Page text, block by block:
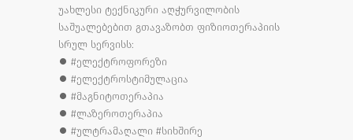
უახლესი ტექნიკური აღჭურვილობის
საშუალებებით გთავაზობთ ფიზიოთერაპიის
სრულ სერვისს:
⏺ #ელექტროფორეზი
⏺ #ელექტროსტიმულაცია
⏺ #მაგნიტოთერაპია
⏺ #ლაზეროთერაპია
⏺ #ულტრამაღალი #სიხშირე